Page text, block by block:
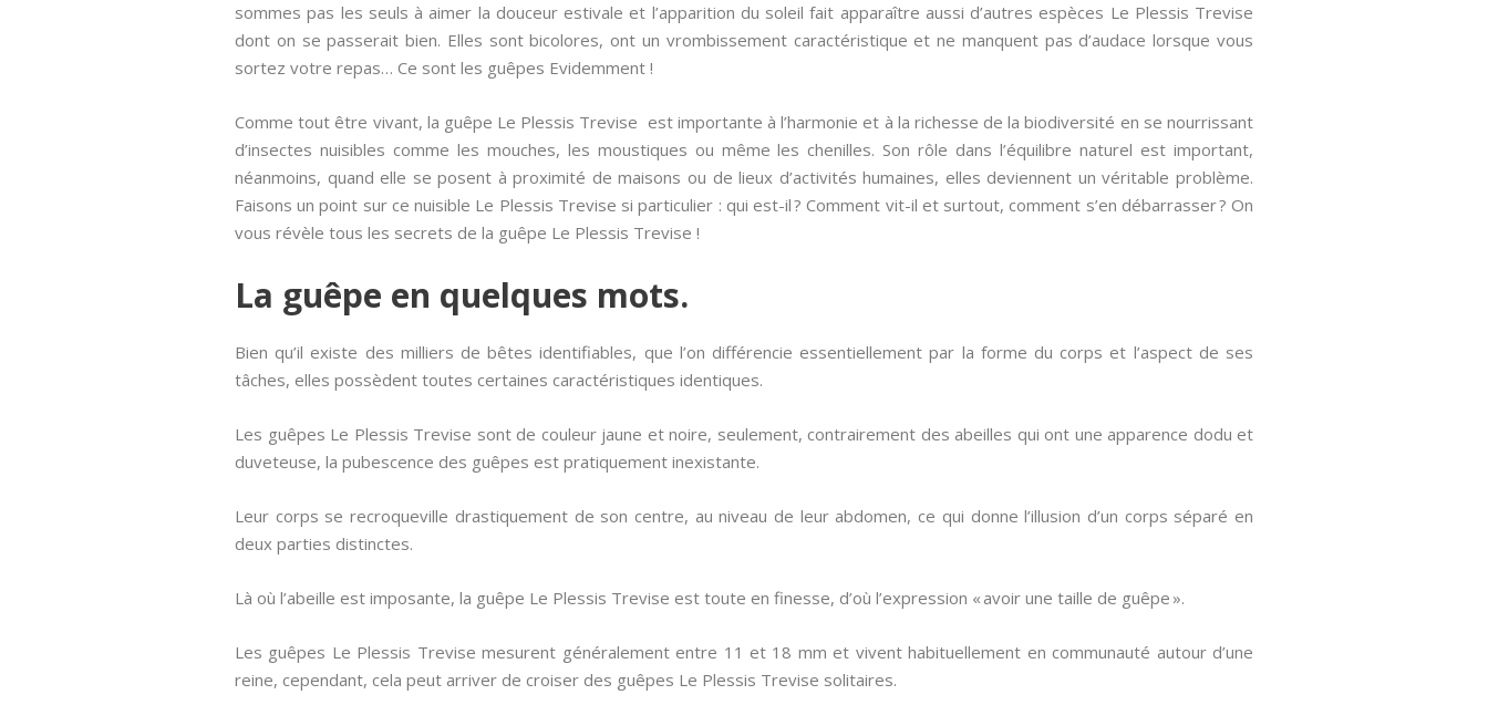
sommes pas les seuls à aimer la douceur estivale et l’apparition du soleil fait apparaître aussi d’autres espèces Le Plessis Trevise
dont on se passerait bien. Elles sont bicolores, ont un vrombissement caractéristique et ne manquent pas d’audace lorsque vous
sortez votre repas… Ce sont les guêpes Evidemment !
Comme tout être vivant, la guêpe Le Plessis Trevise est importante à l’harmonie et à la richesse de la biodiversité en se nourrissant
d’insectes nuisibles comme les mouches, les moustiques ou même les chenilles. Son rôle dans l’équilibre naturel est important,
néanmoins, quand elle se posent à proximité de maisons ou de lieux d’activités humaines, elles deviennent un véritable problème.
Faisons un point sur ce nuisible Le Plessis Trevise si particulier : qui est-il ? Comment vit-il et surtout, comment s’en débarrasser ? On
vous révèle tous les secrets de la guêpe Le Plessis Trevise !
La guêpe en quelques mots.
Bien qu’il existe des milliers de bêtes identifiables, que l’on différencie essentiellement par la forme du corps et l’aspect de ses
tâches, elles possèdent toutes certaines caractéristiques identiques.
Les guêpes Le Plessis Trevise sont de couleur jaune et noire, seulement, contrairement des abeilles qui ont une apparence dodu et
duveteuse, la pubescence des guêpes est pratiquement inexistante.
Leur corps se recroqueville drastiquement de son centre, au niveau de leur abdomen, ce qui donne l’illusion d’un corps séparé en
deux parties distinctes.
Là où l’abeille est imposante, la guêpe Le Plessis Trevise est toute en finesse, d’où l’expression « avoir une taille de guêpe ».
Les guêpes Le Plessis Trevise mesurent généralement entre 11 et 18 mm et vivent habituellement en communauté autour d’une
reine, cependant, cela peut arriver de croiser des guêpes Le Plessis Trevise solitaires.